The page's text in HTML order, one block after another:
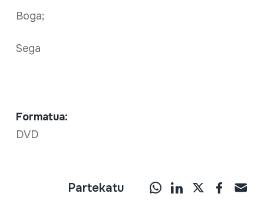
Boga;
Sega
Formatua:
DVD
Partekatu